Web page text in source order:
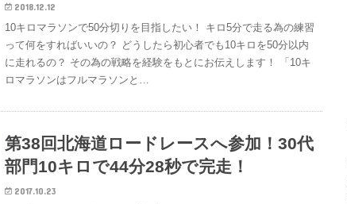
2018.12.12
10キロマラソンで50分切りを目指したい！ キロ5分で走る為の練習
って何をすればいいの？ どうしたら初心者でも10キロを50分以内
に走れるの？ その為の戦略を経験をもとにお伝えします！ 「10キ
ロマラソンはフルマラソンと…
第38回北海道ロードレースへ参加！30代
部門10キロで44分28秒で完走！
2017.10.23